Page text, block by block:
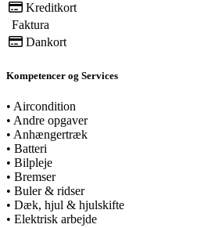
Kreditkort
Faktura
Dankort
Kompetencer og Services
• Aircondition
• Andre opgaver
• Anhængertræk
• Batteri
• Bilpleje
• Bremser
• Buler & ridser
• Dæk, hjul & hjulskifte
• Elektrisk arbejde